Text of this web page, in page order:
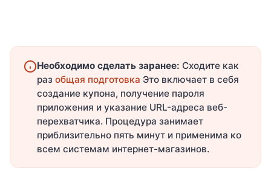
Необходимо сделать заранее: Сходите как
разобщая подготовка Это включает в себя
создание купона, получение пароля
приложения и указание URL-адреса веб-
перехватчика. Процедура занимает
приблизительно пять минут и применима ко
всем системам интернет-магазинов.